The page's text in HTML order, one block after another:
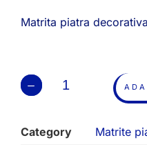
Matrita piatra
Category
Matrite